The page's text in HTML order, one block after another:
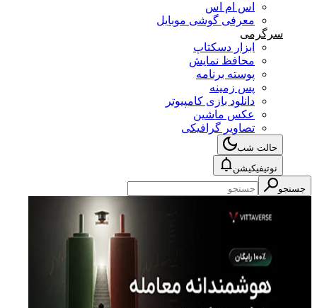
اس ام اس
معرفی گوشی موبایل
سرگرمی
ابزار دسکتاپ
محافظ نمایش
پوسته برنامه
پس زمینه
دانلود بازی کامپیوتر
عکس ماشین
تصاویر گرافیکی
حالت شب
نوتیفیکیشن
جستجو